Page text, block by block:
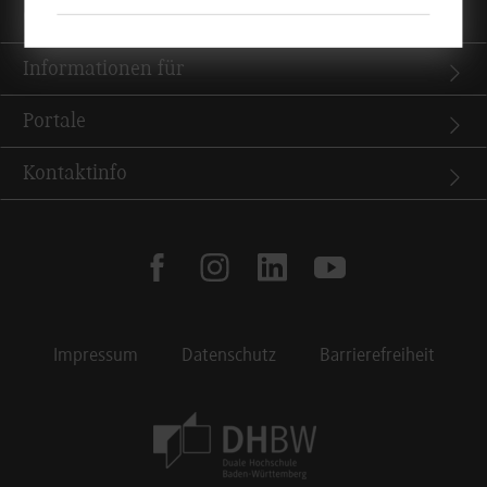
Quicklinks
Informationen für
Portale
Kontaktinfo
facebookinstagramlinkedinyoutube
Impressum Datenschutz Barrierefreiheit